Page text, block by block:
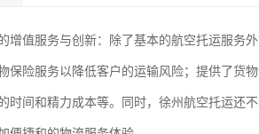
增值服务与创新：除了基本的航空托运服务
保险服务以降低客户的运输风险；提供了货
时间和精力成本等。同时，徐州航空托运还